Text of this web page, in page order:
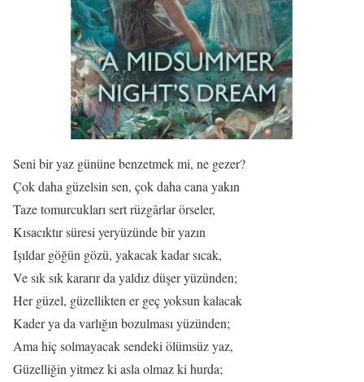
Seni bir yaz gününe benzetmek mi, ne gezer?
Çok daha güzelsin sen, çok daha cana yakın
Taze tomurcukları sert rüzgârlar örseler,
Kısacıktır süresi yeryüzünde bir yazın
Işıldar göğün gözü, yakacak kadar sıcak,
Ve sık sık kararır da yaldız düşer yüzünden;
Her güzel, güzellikten er geç yoksun kalacak
Kader ya da varlığın bozulması yüzünden;
Ama hiç solmayacak sendeki ölümsüz yaz,
Güzelliğin yitmez ki asla olmaz ki hurda;